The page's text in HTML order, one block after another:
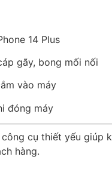
14 Plus
gãy, bong mối nối
vào máy
đóng máy
công cụ thiết yếu giúp
hàng.